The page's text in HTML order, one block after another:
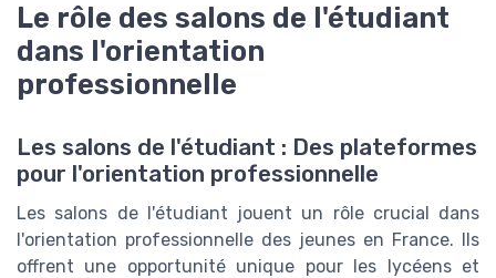
Le rôle des salons de l'étudiant
dans l'orientation
professionnelle
Les salons de l'étudiant : Des plateformes
pour l'orientation professionnelle
Les salons de l'étudiant jouent un rôle crucial dans
l'orientation professionnelle des jeunes en France. Ils
offrent une opportunité unique pour les lycéens et